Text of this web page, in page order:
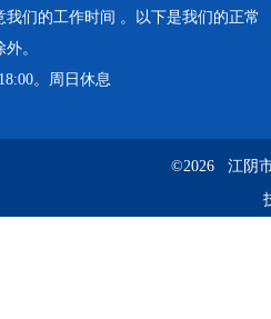
们的工作时间 。以下是我们的正常
。
。周日休息
©2026 江阴